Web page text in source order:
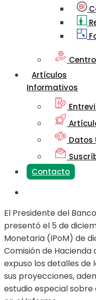
Artículos
Informativos
Datos
Contacto
El Presidente del
presentó el 5 de
Monetaria (IPoM) de
Comisión de Hacienda
expuso los detalles
sus proyecciones,
estudio especial